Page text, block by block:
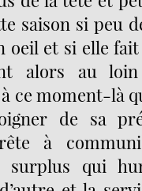
saison si peu
et si elle fait
alors au loin
ce moment-là
de sa
à
qui